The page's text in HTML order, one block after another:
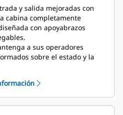
y salida mejoradas con
cabina completamente
con apoyabrazos
a sus operadores
sobre el estado y la
3G.
y visibilidad mejoradas
una cámara de visión trasera